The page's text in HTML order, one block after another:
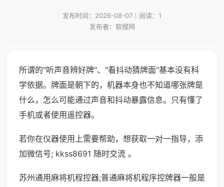
发布时间：2026-08-07｜阅读：1
发布者：软搜网
所谓的"听声音辨好牌"、"看抖动猜牌面"基本没有科
学依据。牌面是朝下的，机器本身也不知道哪张牌是
什么，怎么可能通过声音和抖动暴露信息。只有懂了
手机或者使用遥控器。
若你在仪器使用上需要帮助，想获取一对一指导，添
加微信号; kkss8691 随时交流 。
苏州通用麻将机程控器;普通麻将机程序控牌器一般是